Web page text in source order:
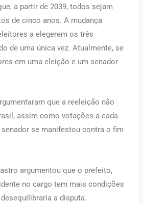
a partir de 2039, todos sejam
de cinco anos. A mudança
a elegerem os três
de uma única vez. Atualmente, se
em uma eleição e um senador
que a reeleição não
assim como votações a cada
se manifestou contra o fim
argumentou que o prefeito,
no cargo tem mais condições
a disputa.